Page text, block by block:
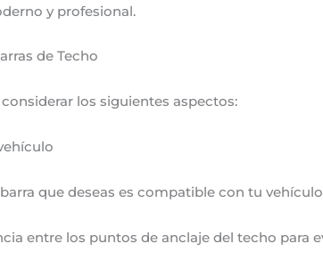
y profesional.
de Techo
los siguientes aspectos:
que deseas es compatible con tu
entre los puntos de anclaje del techo para